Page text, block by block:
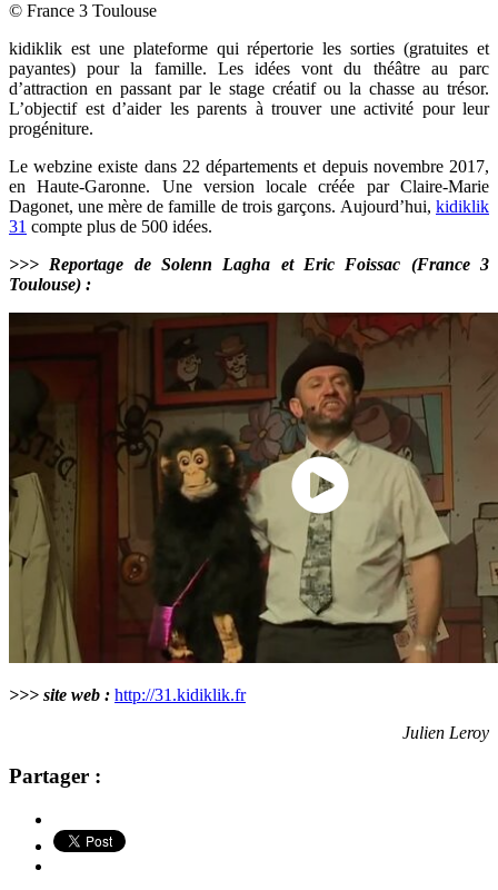
© France 3 Toulouse
kidiklik est une plateforme qui répertorie les sorties (gratuites et
payantes) pour la famille. Les idées vont du théâtre au parc
d’attraction en passant par le stage créatif ou la chasse au trésor.
L’objectif est d’aider les parents à trouver une activité pour leur
progéniture.
Le webzine existe dans 22 départements et depuis novembre 2017,
en Haute-Garonne. Une version locale créée par Claire-Marie
Dagonet, une mère de famille de trois garçons. Aujourd’hui, kidiklik
31 compte plus de 500 idées.
>>> Reportage de Solenn Lagha et Eric Foissac (France 3
Toulouse) :
>>> site web : http://31.kidiklik.fr
Julien Leroy
Partager :